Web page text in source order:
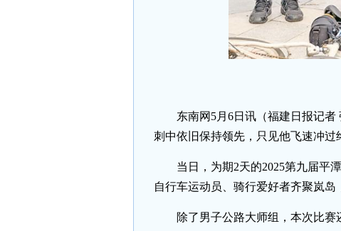
东南网5月6日讯（福建日报记者
刺中依旧保持领先，只见他飞速冲过
当日，为期2天的2025第九届平
自行车运动员、骑行爱好者齐聚岚岛
除了男子公路大师组，本次比赛